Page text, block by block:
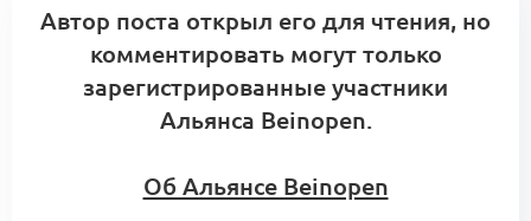
Автор поста открыл его для чтения, но
комментировать могут только
зарегистрированные участники
Альянса Beinopen.
Об Альянсе Beinopen